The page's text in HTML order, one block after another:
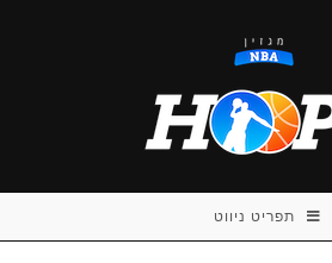
תפריט ניווט